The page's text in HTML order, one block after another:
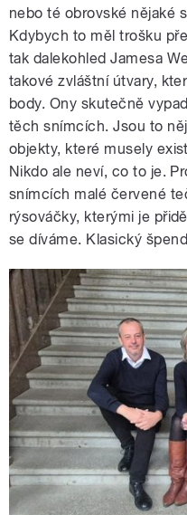
nebo té obrovské nějaké
Kdybych to měl trošku
tak dalekohled Jamesa
takové zvláštní útvary,
body. Ony skutečně
těch snímcích. Jsou to
objekty, které musely
Nikdo ale neví, co to je.
snímcích malé červené
rýsováčky, kterými je
se díváme. Klasický